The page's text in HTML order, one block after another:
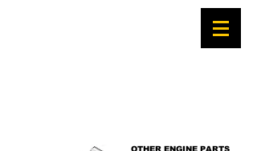
OTHER ENGINE PARTS